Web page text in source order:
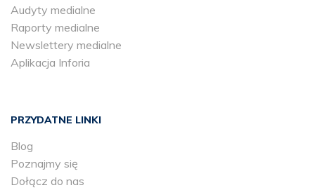
Audyty medialne
Raporty medialne
Newslettery medialne
Aplikacja Inforia
PRZYDATNE LINKI
Blog
Poznajmy się
Dołącz do nas